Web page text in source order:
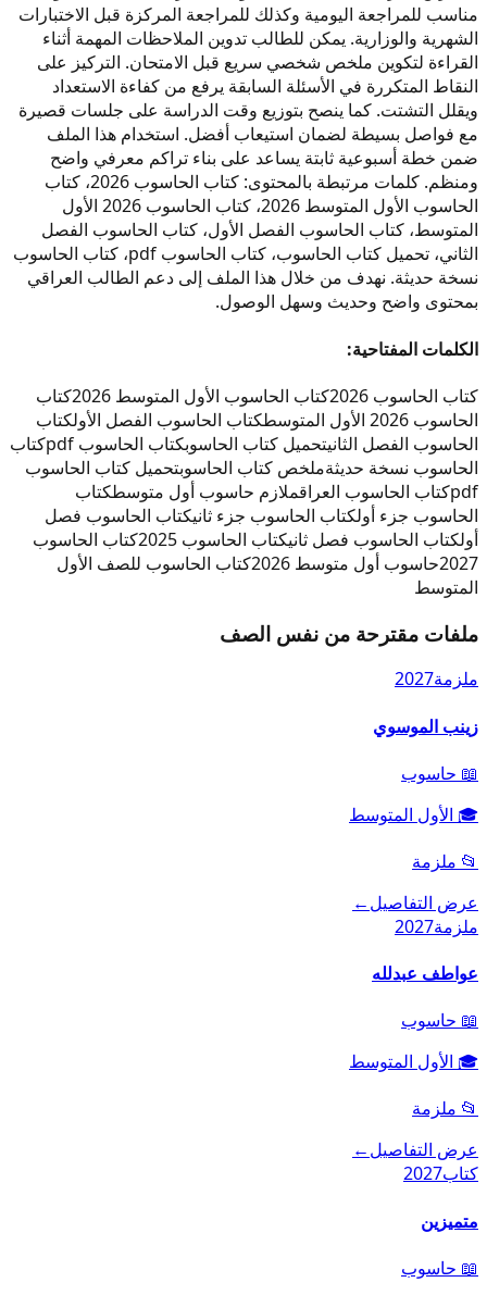
مناسب للمراجعة اليومية وكذلك للمراجعة المركزة قبل الاختبارات
الشهرية والوزارية. يمكن للطالب تدوين الملاحظات المهمة أثناء
القراءة لتكوين ملخص شخصي سريع قبل الامتحان. التركيز على
النقاط المتكررة في الأسئلة السابقة يرفع من كفاءة الاستعداد
ويقلل التشتت. كما ينصح بتوزيع وقت الدراسة على جلسات قصيرة
مع فواصل بسيطة لضمان استيعاب أفضل. استخدام هذا الملف
ضمن خطة أسبوعية ثابتة يساعد على بناء تراكم معرفي واضح
ومنظم. كلمات مرتبطة بالمحتوى: كتاب الحاسوب 2026، كتاب
الحاسوب الأول المتوسط 2026، كتاب الحاسوب 2026 الأول
المتوسط، كتاب الحاسوب الفصل الأول، كتاب الحاسوب الفصل
الثاني، تحميل كتاب الحاسوب، كتاب الحاسوب pdf، كتاب الحاسوب
نسخة حديثة. نهدف من خلال هذا الملف إلى دعم الطالب العراقي
بمحتوى واضح وحديث وسهل الوصول.
الكلمات المفتاحية:
كتاب الحاسوب 2026
كتاب الحاسوب الأول المتوسط 2026
كتاب
الحاسوب 2026 الأول المتوسط
كتاب الحاسوب الفصل الأولكتاب
الحاسوب الفصل الثانيتحميل كتاب الحاسوبكتاب الحاسوب pdf
كتاب
الحاسوب نسخة حديثةملخص كتاب الحاسوبتحميل كتاب الحاسوب
pdfكتاب الحاسوب العراقملازم حاسوب أول متوسطكتاب
الحاسوب جزء أولكتاب الحاسوب جزء ثانيكتاب الحاسوب فصل
أولكتاب الحاسوب فصل ثانيكتاب الحاسوب 2025
كتاب الحاسوب
2027حاسوب أول متوسط 2026
كتاب الحاسوب للصف الأول
المتوسط
ملفات مقترحة من نفس الصف
ملزمة2027
زينب الموسوي
📖 حاسوب
🎓 الأول المتوسط
📂 ملزمة
عرض التفاصيل←
ملزمة2027
عواطف عبدلله
📖 حاسوب
🎓 الأول المتوسط
📂 ملزمة
عرض التفاصيل←
كتاب2027
متميزين
📖 حاسوب